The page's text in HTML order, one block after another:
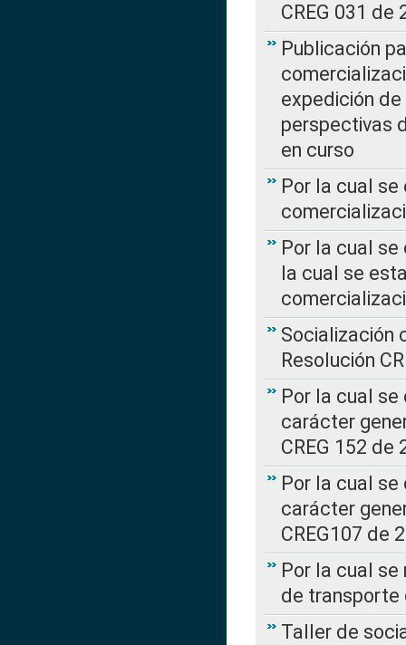
CREG 031 de
Publicación
expedición de
perspectivas
en curso
Por la cual
Por la cual se
la cual se
Socialización
Resolución
Por la cual
carácter
CREG 152 de
Por la cual
carácter
CREG107 de
Por la cual
de transporte
Taller de